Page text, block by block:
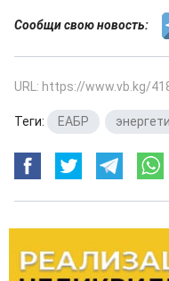
Сообщи свою новость:
URL: https://www.vb.kg/
Теги: ЕАБР